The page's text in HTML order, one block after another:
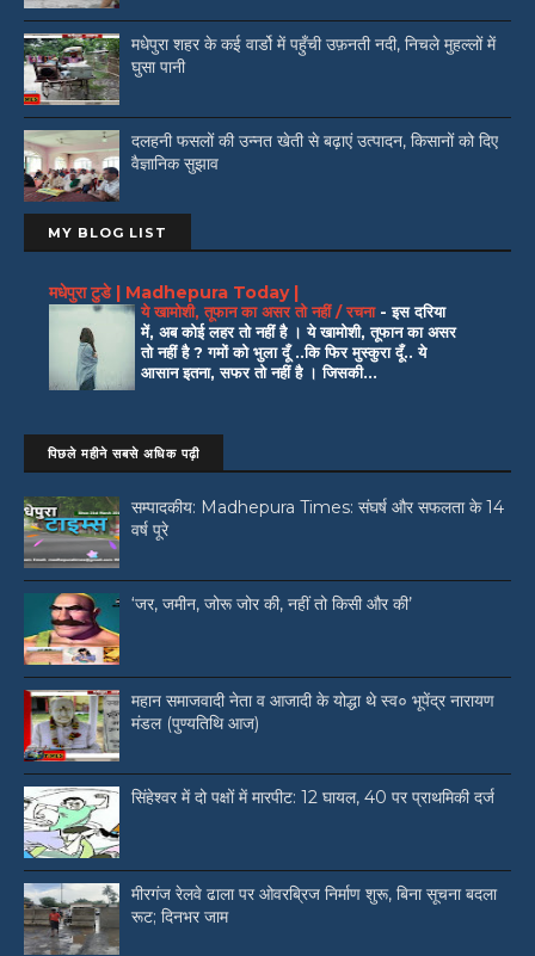
मधेपुरा शहर के कई वार्डो में पहुँची उफ़नती नदी, निचले मुहल्लों में
घुसा पानी
दलहनी फसलों की उन्नत खेती से बढ़ाएं उत्पादन, किसानों को दिए
वैज्ञानिक सुझाव
MY BLOG LIST
मधेपुरा टुडे | Madhepura Today |
ये खामोशी, तूफान का असर तो नहीं / रचना -इस दरिया
में, अब कोई लहर तो नहीं है । ये खामोशी, तूफान का असर
तो नहीं है ? गमों को भुला दूँ ..कि फिर मुस्कुरा दूँ.. ये
आसान इतना, सफर तो नहीं है । जिसकी...
पिछले महीने सबसे अधिक पढ़ी
सम्पादकीय: Madhepura Times: संघर्ष और सफलता के 14
वर्ष पूरे
‘जर, जमीन, जोरू जोर की, नहीं तो किसी और की’
महान समाजवादी नेता व आजादी के योद्धा थे स्व० भूपेंद्र नारायण
मंडल (पुण्यतिथि आज)
सिंहेश्वर में दो पक्षों में मारपीट: 12 घायल, 40 पर प्राथमिकी दर्ज
मीरगंज रेलवे ढाला पर ओवरब्रिज निर्माण शुरू, बिना सूचना बदला
रूट; दिनभर जाम